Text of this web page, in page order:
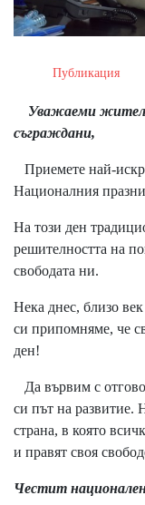
Публикация
Уважаеми
съграждани,
Приемете най-
Националния
На този ден
решителността на
свободата ни.
Нека днес, близо
си припомняме, че
ден!
Да вървим с
си път на развитие.
страна, в която
и правят своя
Честит